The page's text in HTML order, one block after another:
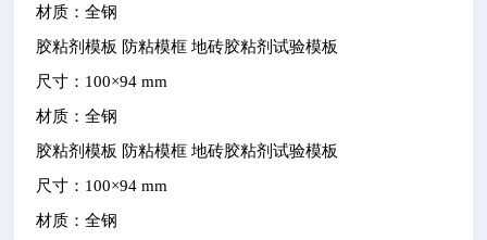
材质：全钢
胶粘剂模板 防粘模框 地砖胶粘剂试验模板
尺寸： 100×94 mm
材质：全钢
胶粘剂模板 防粘模框 地砖胶粘剂试验模板
尺寸： 100×94 mm
材质：全钢